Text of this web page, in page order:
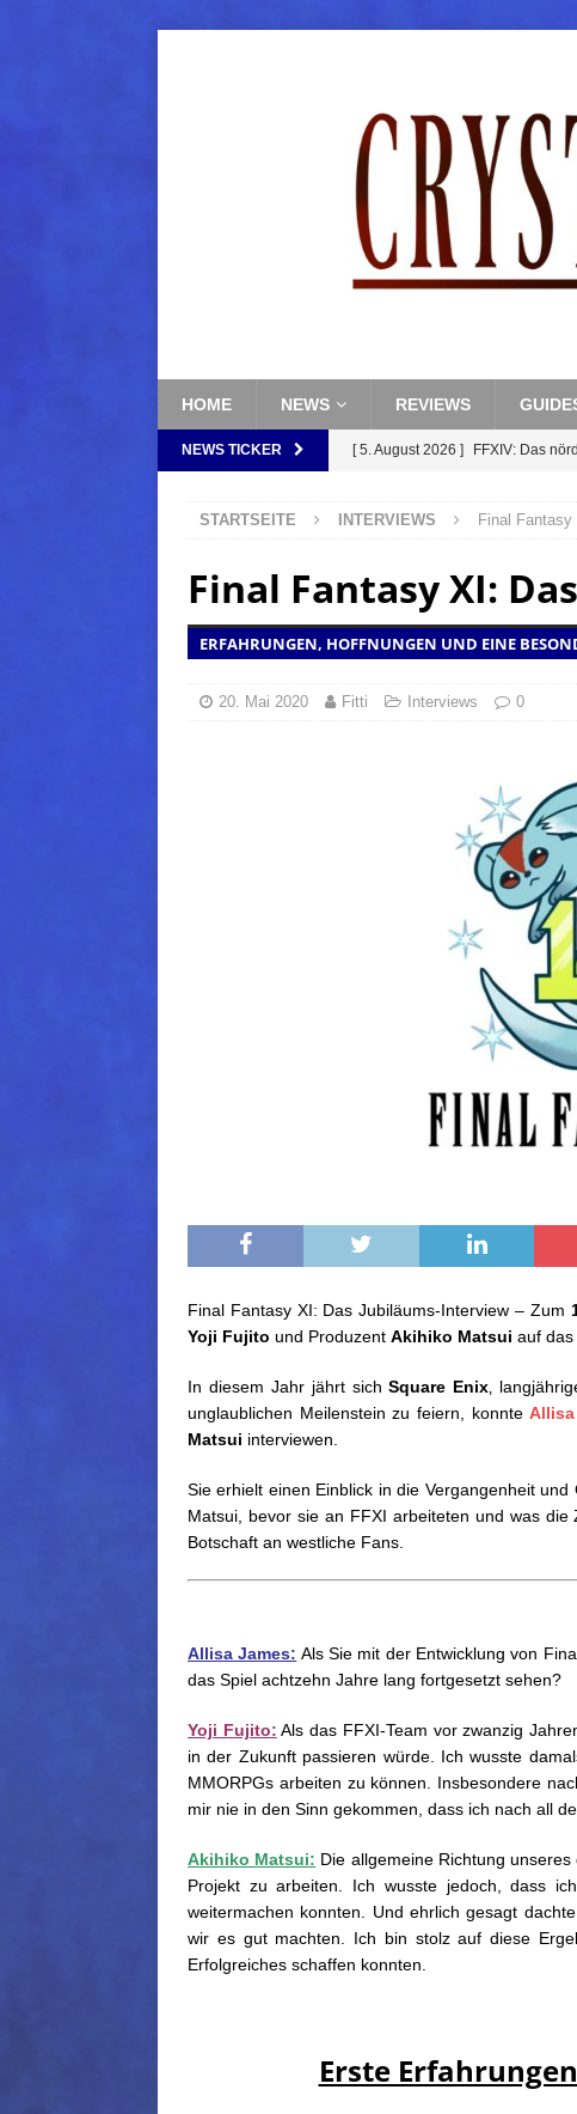
HOME NEWS REVIEWS
NEWS TICKER [ 5. August 2026 ] FFXIV: Das
FFXIV: Das
FINAL FANTASY
[ 5. August 2026 ] FFXIV: Das
FANTASY
[ 5. August 2026 ] FFXIV: Das
FFXIV: Das
STARTSEITE INTERVIEWS Final
Final Fantasy XI:
ERFAHRUNGEN, HOFFNUNGEN UND EINE
20. Mai 2020 Fitti Interviews 0
Final Fantasy XI: Das Jubiläums-Interview – Zum
Yoji Fujito und Produzent Akihiko Matsui auf
In diesem Jahr jährt sichSquare Enix‚
unglaublichen Meilenstein zu feiern, konnte
Matsui interviewen.
Sie erhielt einen Einblick in die Vergangenheit
Matsui, bevor sie an FFXI arbeiteten und was
Botschaft an westliche Fans.
Allisa James: Als Sie mit der Entwicklung von
das Spiel achtzehn Jahre lang fortgesetzt sehen?
Yoji Fujito: Als das FFXI-Team vor zwanzig
in der Zukunft passieren würde. Ich wusste
MMORPGs arbeiten zu können. Insbesondere
mir nie in den Sinn gekommen, dass ich nach all
Akihiko Matsui: Die allgemeine Richtung
Projekt zu arbeiten. Ich wusste jedoch, dass
weitermachen konnten. Und ehrlich gesagt
wir es gut machten. Ich bin stolz auf diese
Erfolgreiches schaffen konnten.
Erste